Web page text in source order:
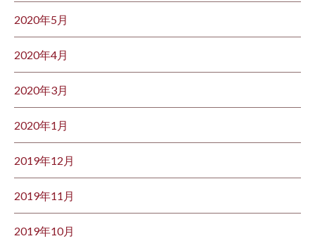
2020年5月
2020年4月
2020年3月
2020年1月
2019年12月
2019年11月
2019年10月